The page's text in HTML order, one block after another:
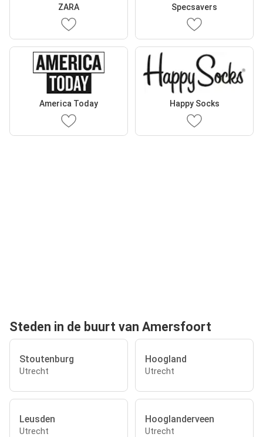
ZARA Specsavers
America Today Happy Socks
Steden in de buurt van Amersfoort
Stoutenburg
Utrecht
Hoogland
Utrecht
Leusden
Utrecht
Hooglanderveen
Utrecht